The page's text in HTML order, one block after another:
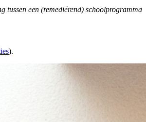
tussen een (remediërend) schoolprogramma
).